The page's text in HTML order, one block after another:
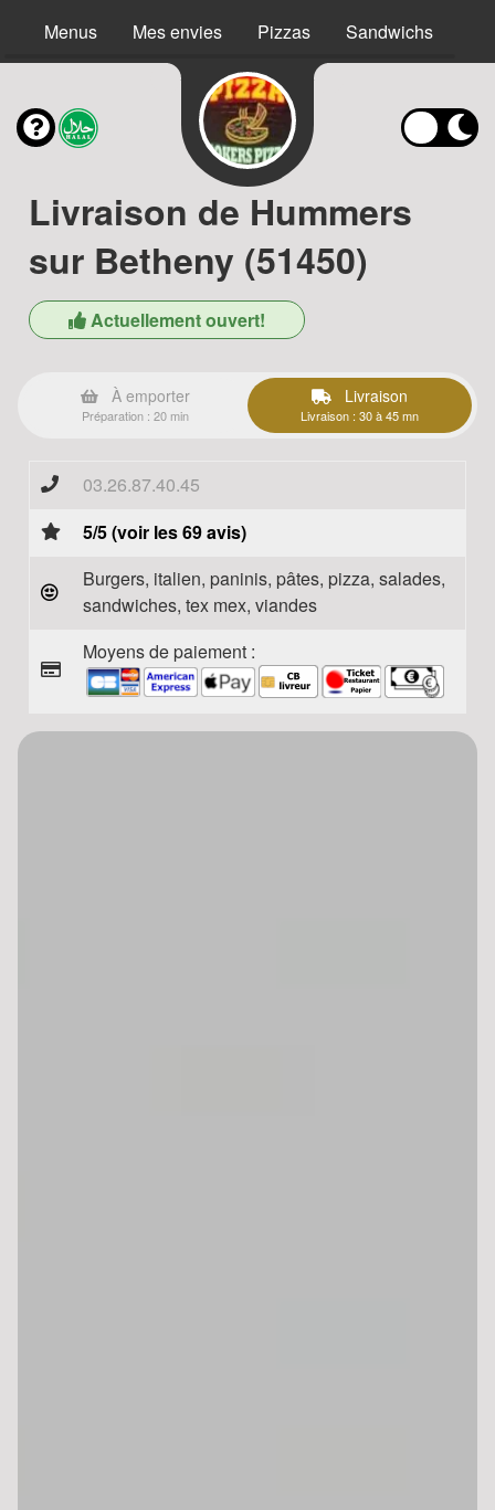
Menus Mes envies Pizzas Sandwichs
Livraison de Hummers
sur Betheny (51450)
Actuellement ouvert!
À emporter
Préparation : 20 min
Livraison
Livraison : 30 à 45 mn
03.26.87.40.45
5/5 (voir les 69 avis)
Burgers, italien, paninis, pâtes, pizza, salades,
sandwiches, tex mex, viandes
Moyens de paiement :